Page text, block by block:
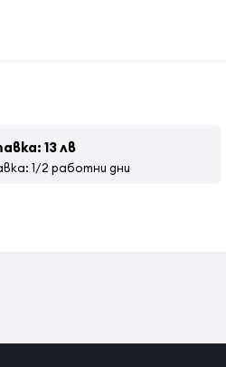
13 лв
1/2 работни дни